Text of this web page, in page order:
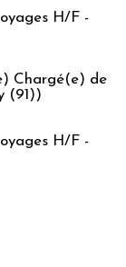
H/F -
Chargé(e) de
(91))
H/F -